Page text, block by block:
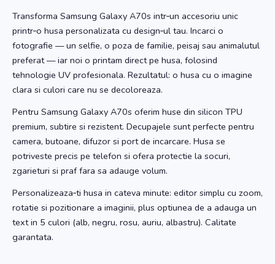
Transforma Samsung Galaxy A70s intr‑un accesoriu unic
printr‑o husa personalizata cu design‑ul tau. Incarci o
fotografie — un selfie, o poza de familie, peisaj sau animalutul
preferat — iar noi o printam direct pe husa, folosind
tehnologie UV profesionala. Rezultatul: o husa cu o imagine
clara si culori care nu se decoloreaza.
Pentru Samsung Galaxy A70s oferim huse din silicon TPU
premium, subtire si rezistent. Decupajele sunt perfecte pentru
camera, butoane, difuzor si port de incarcare. Husa se
potriveste precis pe telefon si ofera protectie la socuri,
zgarieturi si praf fara sa adauge volum.
Personalizeaza‑ti husa in cateva minute: editor simplu cu zoom,
rotatie si pozitionare a imaginii, plus optiunea de a adauga un
text in 5 culori (alb, negru, rosu, auriu, albastru). Calitate
garantata.